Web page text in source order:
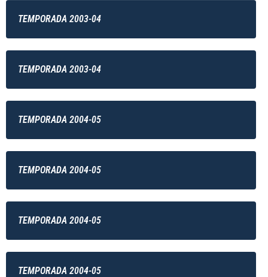
TEMPORADA 2003-04
TEMPORADA 2003-04
TEMPORADA 2004-05
TEMPORADA 2004-05
TEMPORADA 2004-05
TEMPORADA 2004-05